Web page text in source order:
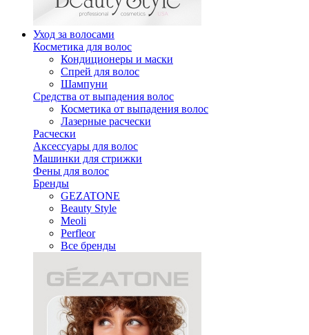
Уход за волосами
Косметика для волос
Кондиционеры и маски
Спрей для волос
Шампуни
Средства от выпадения волос
Косметика от выпадения волос
Лазерные расчески
Расчески
Аксессуары для волос
Машинки для стрижки
Фены для волос
Бренды
GEZATONE
Beauty Style
Meoli
Perfleor
Все бренды